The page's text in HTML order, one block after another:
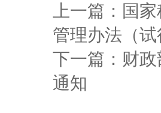
上一篇：国
管理办法（
下一篇：财
通知